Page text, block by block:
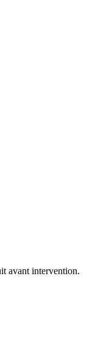
avant intervention.